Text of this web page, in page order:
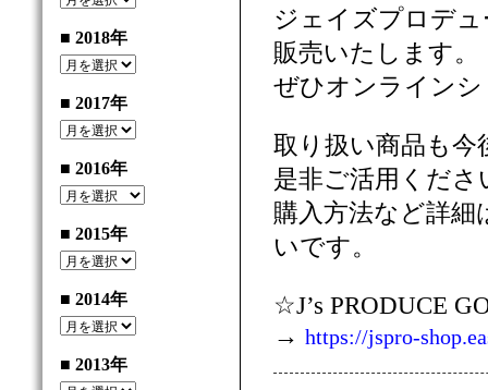
■ 2018年
■ 2017年
■ 2016年
■ 2015年
■ 2014年
■ 2013年
ジェイズプロデ
販売いたします。
ぜひオンライン
取り扱い商品も今
是非ご活用くださ
購入方法など詳
いです。
☆J’s PRODUCE
→ https://jspro-